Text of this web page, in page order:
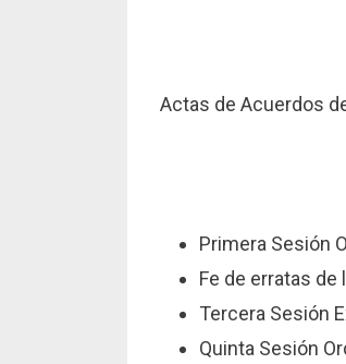
Actas de Acuerdos
Primera Sesión
Fe de erratas de
Tercera Sesión
Quinta Sesión